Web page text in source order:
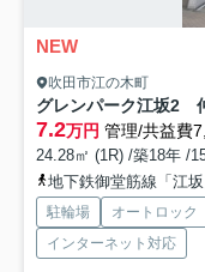
NEW
吹田市江の木町
グレンパーク江坂2
7.2万円 管理/共益費
24.28㎡ (1R) /築18年 /
地下鉄御堂筋線「江
駐輪場 オートロック
インターネット対応